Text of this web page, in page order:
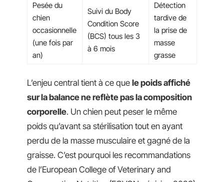
Pesée du
chien
occasionnelle
(une fois par
an)
Suivi du Body
Condition Score
(BCS) tous les 3
à 6 mois
Détection
tardive de
la prise de
masse
grasse
L’enjeu central tient à ce que le poids affiché
sur la balance ne reflète pas la composition
corporelle. Un chien peut peser le même
poids qu’avant sa stérilisation tout en ayant
perdu de la masse musculaire et gagné de la
graisse. C’est pourquoi les recommandations
de l’European College of Veterinary and